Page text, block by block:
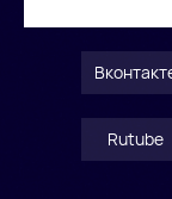
Rutube